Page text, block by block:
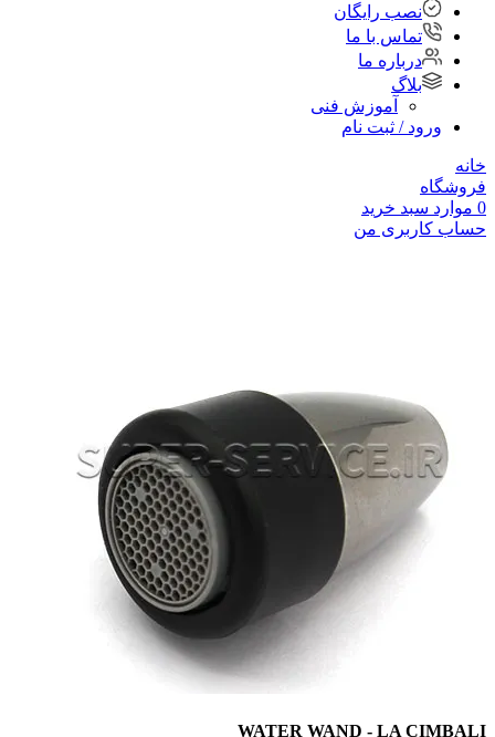
نصب رایگان
تماس با ما
درباره ما
بلاگ
آموزش فنی
ورود / ثبت نام
خانه
فروشگاه
0 موارد سبد خرید
حساب کاربری من
WATER WAND - LA CIMBALI